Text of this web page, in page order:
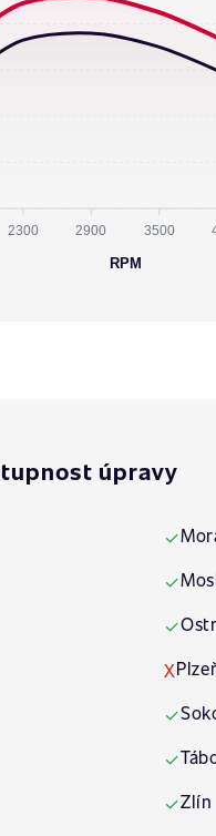
2300 2900 3500
RPM
úpravy
✓
✓
✓
X
✓
✓
✓Zlín